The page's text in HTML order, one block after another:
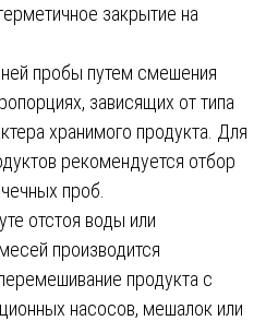
закрытие на
пробы путем смешения
зависящих от типа
хранимого продукта. Для
рекомендуется отбор
проб.
отстоя воды или
производится
продукта с
насосов, мешалок или